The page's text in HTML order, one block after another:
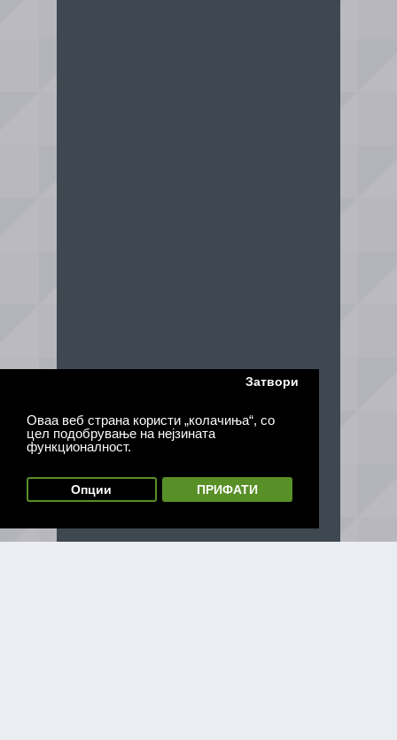
Оваа веб страна користи „колачиња“, со
цел подобрување на нејзината
функционалност.
Затвори
Опции ПРИФАТИ